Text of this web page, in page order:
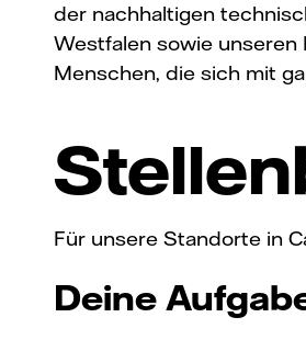
der nachhaltigen
Westfalen sowie unseren
Menschen, die sich mit
Für unsere Standorte in
Deine